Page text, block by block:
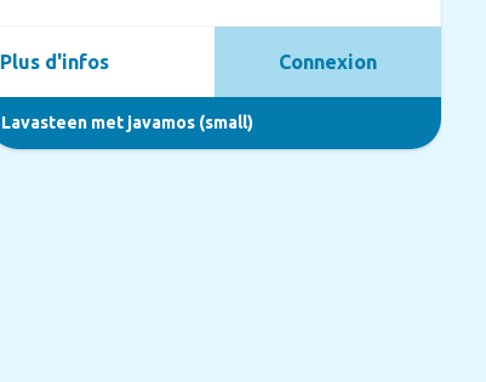
Lavasteen met javamos (small)
Plus d'infos Connexion